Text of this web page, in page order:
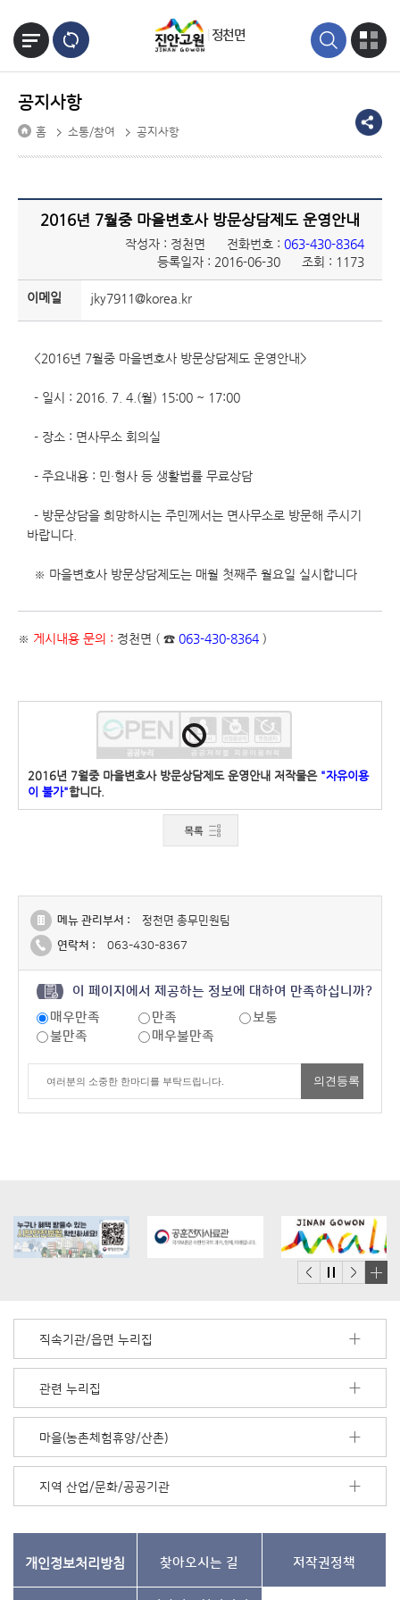
정천면
공지사항
홈 소통/참여 공지사항
2016년 7월중 마을변호사 방문상담제도 운영안내
작성자 : 정천면 전화번호 : 063-430-8364
등록일자 : 2016-06-30
조회 : 1173
이메일 jky7911@korea.kr
<2016년 7월중 마을변호사 방문상담제도 운영안내>
- 일시 : 2016. 7. 4.(월) 15:00 ~ 17:00
- 장소 : 면사무소 회의실
- 주요내용 : 민·형사 등 생활법률 무료상담
- 방문상담을 희망하시는 주민께서는 면사무소로 방문해 주시기
바랍니다.
※ 마을변호사 방문상담제도는 매월 첫째주 월요일 실시합니다
※ 게시내용 문의 : 정천면 ( ☎ 063-430-8364 )
2016년 7월중 마을변호사 방문상담제도 운영안내 저작물은 "자유이용
이 불가"합니다.
메뉴 관리부서 :
정천면 총무민원팀
연락처 :
063-430-8367
이 페이지에서 제공하는 정보에 대하여 만족하십니까?
매우만족
만족
보통
불만족
매우불만족
더
기
직속기관/읍면 누리집
관련 누리집
마을(농촌체험휴양/산촌)
지역 산업/문화/공공기관
개인정보처리방침 찾아오시는 길 저작권정책